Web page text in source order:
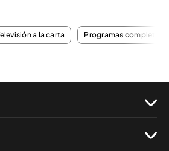
a la carta Programas completos